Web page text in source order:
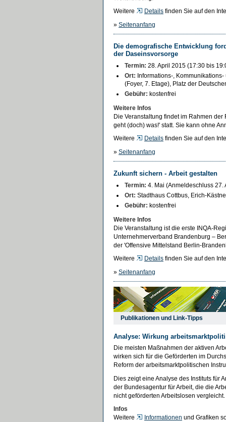
Weitere
Details finden Sie auf den
» Seitenanfang
Die demografische Entwicklung
der Daseinsvorsorge
Termin: 28. April 2015 (17:30 bis
Ort: Informations-,
(Foyer, 7. Etage), Platz der
Gebühr: kostenfrei
Weitere Infos
Die Veranstaltung findet im Rahmen
geht (doch) was!' statt. Sie kann ohne
Weitere
Details finden Sie auf den
» Seitenanfang
Zukunft sichern - Arbeit gestalten
Termin: 4. Mai (Anmeldeschluss 27.
Ort: Stadthaus Cottbus, Erich-
Gebühr: kostenfrei
Weitere Infos
Die Veranstaltung ist die erste INQA-
Unternehmerverband Brandenburg –
der 'Offensive Mittelstand Berlin-
Weitere
Details finden Sie auf den
» Seitenanfang
Publikationen und Link-Tipps
Analyse: Wirkung
Die meisten Maßnahmen der aktiven
wirken sich für die Geförderten im
Reform der arbeitsmarktpolitischen
Dies zeigt eine Analyse des Instituts für
der Bundesagentur für Arbeit, die die
nicht geförderten Arbeitslosen vergleicht.
Infos
Weitere
Informationen und Grafiken